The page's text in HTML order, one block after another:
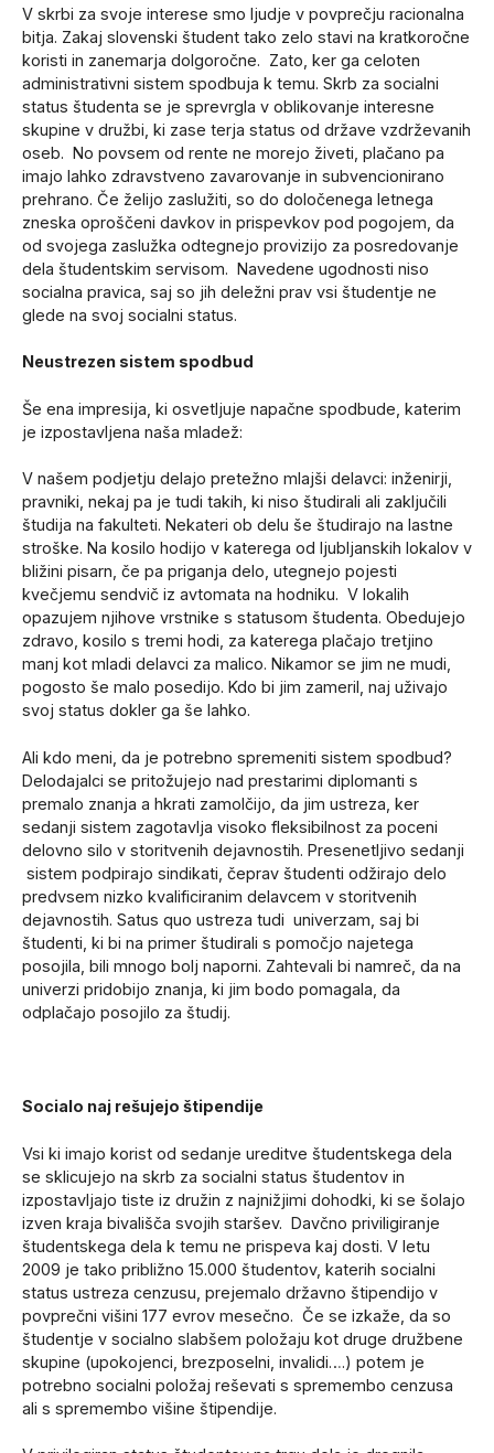
V skrbi za svoje interese smo ljudje v povprečju racionalna
bitja. Zakaj slovenski študent tako zelo stavi na kratkoročne
koristi in zanemarja dolgoročne. Zato, ker ga celoten
administrativni sistem spodbuja k temu. Skrb za socialni
status študenta se je sprevrgla v oblikovanje interesne
skupine v družbi, ki zase terja status od države vzdrževanih
oseb. No povsem od rente ne morejo živeti, plačano pa
imajo lahko zdravstveno zavarovanje in subvencionirano
prehrano. Če želijo zaslužiti, so do določenega letnega
zneska oproščeni davkov in prispevkov pod pogojem, da
od svojega zaslužka odtegnejo provizijo za posredovanje
dela študentskim servisom. Navedene ugodnosti niso
socialna pravica, saj so jih deležni prav vsi študentje ne
glede na svoj socialni status.
Neustrezen sistem spodbud
Še ena impresija, ki osvetljuje napačne spodbude, katerim
je izpostavljena naša mladež:
V našem podjetju delajo pretežno mlajši delavci: inženirji,
pravniki, nekaj pa je tudi takih, ki niso študirali ali zaključili
študija na fakulteti. Nekateri ob delu še študirajo na lastne
stroške. Na kosilo hodijo v katerega od ljubljanskih lokalov v
bližini pisarn, če pa priganja delo, utegnejo pojesti
kvečjemu sendvič iz avtomata na hodniku. V lokalih
opazujem njihove vrstnike s statusom študenta. Obedujejo
zdravo, kosilo s tremi hodi, za katerega plačajo tretjino
manj kot mladi delavci za malico. Nikamor se jim ne mudi,
pogosto še malo posedijo. Kdo bi jim zameril, naj uživajo
svoj status dokler ga še lahko.
Ali kdo meni, da je potrebno spremeniti sistem spodbud?
Delodajalci se pritožujejo nad prestarimi diplomanti s
premalo znanja a hkrati zamolčijo, da jim ustreza, ker
sedanji sistem zagotavlja visoko fleksibilnost za poceni
delovno silo v storitvenih dejavnostih. Presenetljivo sedanji
sistem podpirajo sindikati, čeprav študenti odžirajo delo
predvsem nizko kvalificiranim delavcem v storitvenih
dejavnostih. Satus quo ustreza tudi univerzam, saj bi
študenti, ki bi na primer študirali s pomočjo najetega
posojila, bili mnogo bolj naporni. Zahtevali bi namreč, da na
univerzi pridobijo znanja, ki jim bodo pomagala, da
odplačajo posojilo za študij.
Socialo naj rešujejo štipendije
Vsi ki imajo korist od sedanje ureditve študentskega dela
se sklicujejo na skrb za socialni status študentov in
izpostavljajo tiste iz družin z najnižjimi dohodki, ki se šolajo
izven kraja bivališča svojih staršev. Davčno priviligiranje
študentskega dela k temu ne prispeva kaj dosti. V letu
2009 je tako približno 15.000 študentov, katerih socialni
status ustreza cenzusu, prejemalo državno štipendijo v
povprečni višini 177 evrov mesečno. Če se izkaže, da so
študentje v socialno slabšem položaju kot druge družbene
skupine (upokojenci, brezposelni, invalidi….) potem je
potrebno socialni položaj reševati s spremembo cenzusa
ali s spremembo višine štipendije.